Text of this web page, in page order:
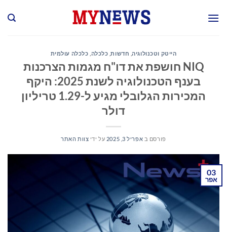
הייטק וטכנולוגיה, חדשות, כלכלה כלכלה עולמית
NIQ חושפת את דו"ח מגמות הצרכנות
בענף הטכנולוגיה לשנת 2025: היקף
המכירות הגלובלי מגיע ל-1.29 טריליון
דולר
פורסם ב אפריל 3, 2025 על ידי צוות האתר
03
אפר